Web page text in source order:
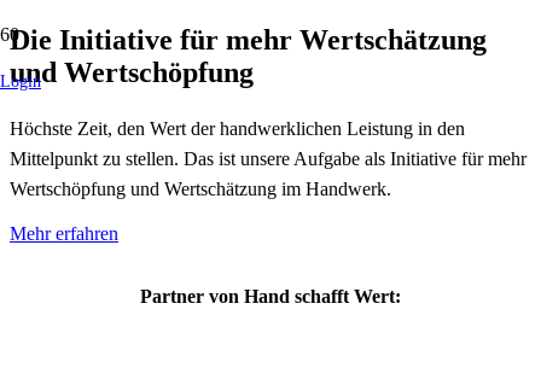
Login
Die Initiative für mehr Wertschätzung
und Wertschöpfung
Höchste Zeit, den Wert der handwerklichen Leistung in den
Mittelpunkt zu stellen. Das ist unsere Aufgabe als Initiative für mehr
Wertschöpfung und Wertschätzung im Handwerk.
Mehr erfahren
Partner von Hand schafft Wert: